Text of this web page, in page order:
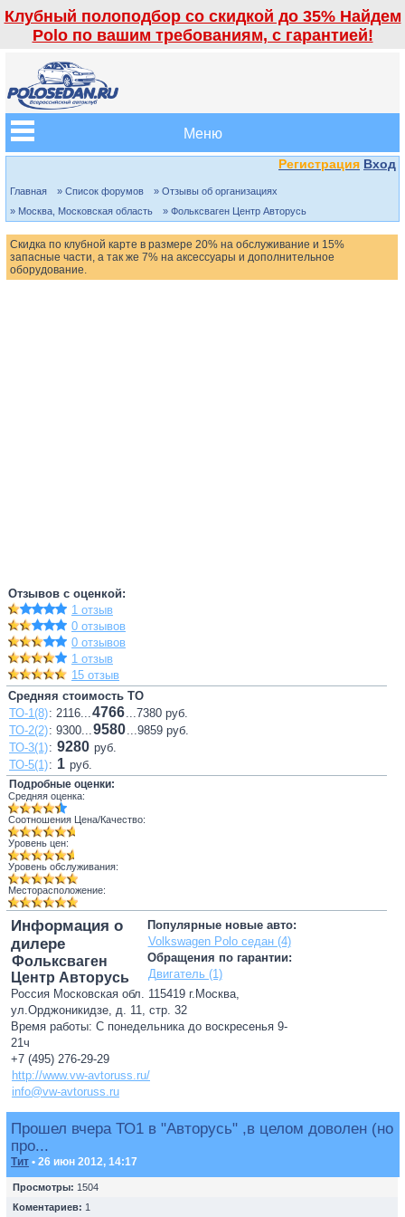
Клубный полоподбор со скидкой до 35% Найдем
Polo по вашим требованиям, с гарантией!
Меню
Регистрация Вход
Главная » Список форумов
» Отзывы об организациях
» Москва, Московская область
» Фольксваген Центр Авторусь
Скидка по клубной карте в размере 20% на обслуживание и 15%
запасные части, а так же 7% на аксессуары и дополнительное
оборудование.
Отзывов с оценкой:
1 отзыв
0 отзывов
0 отзывов
1 отзыв
15 отзыв
Средняя стоимость ТО
ТО-1(8): 2116...4766...7380 руб.
ТО-2(2): 9300...9580...9859 руб.
ТО-3(1): 9280 руб.
ТО-5(1): 1 руб.
Подробные оценки:
Средняя оценка:
Соотношения Цена/Качество:
Уровень цен:
Уровень обслуживания:
Месторасположение:
Популярные новые авто:
Volkswagen Polo седан (4)
Обращения по гарантии:
Двигатель (1)
Информация о
дилере
Фольксваген
Центр Авторусь
Россия Московская обл. 115419 г.Москва,
ул.Орджоникидзе, д. 11, стр. 32
Время работы: С понедельника до воскресенья 9-
21ч
+7 (495) 276-29-29
http://www.vw-avtoruss.ru/
info@vw-avtoruss.ru
Прошел вчера ТО1 в "Авторусь" ,в целом доволен (но
про...
Тит • 26 июн 2012, 14:17
Просмотры: 1504
Коментариев: 1